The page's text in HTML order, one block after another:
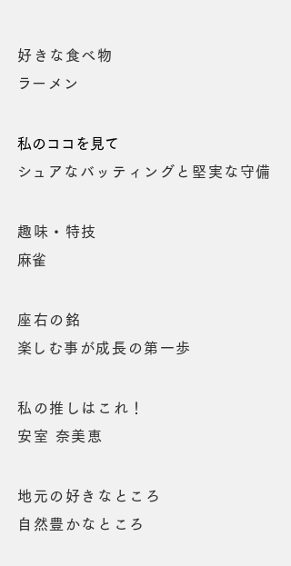
好きな食べ物
​ラーメン
私のココを見て
​シュアなバッティングと堅実な守備
趣味・特技
​麻雀
座右の銘
​楽しむ事が成長の第一歩
私の推しはこれ！
​安室 奈美恵
地元の好きなところ
自然豊かなところ